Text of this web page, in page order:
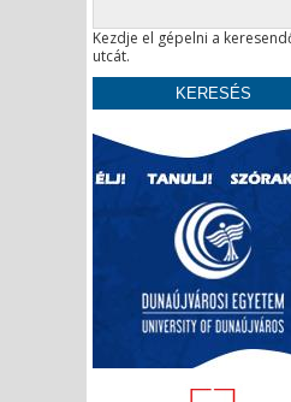
Kezdje el gépelni a
utcát.